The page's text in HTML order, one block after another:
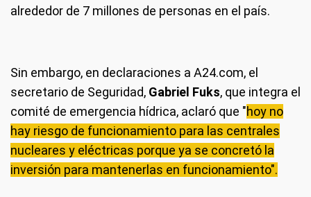
alrededor de 7 millones de personas en el país.
Sin embargo, en declaraciones a A24.com, el
secretario de Seguridad, Gabriel Fuks, que integra el
comité de emergencia hídrica, aclaró que "hoy no
hay riesgo de funcionamiento para las centrales
nucleares y eléctricas porque ya se concretó la
inversión para mantenerlas en funcionamiento".